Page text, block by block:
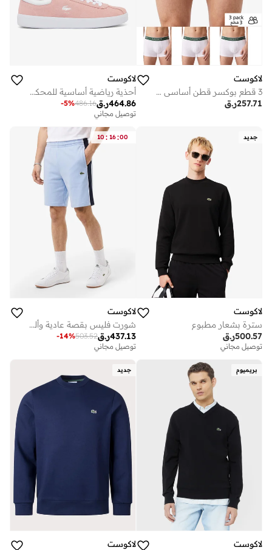
لاكوست
3 قطع بوكسر قطن أساسي مطاطي
ر.ق257.71
لاكوست
أحذية رياضية أساسية للمحكمة
ر.ق464.86
486.16
-5%
توصيل مجاني
جديد
لاكوست
سترة بشعار مطبوع
ر.ق500.57
توصيل مجاني
10: 16:00
لاكوست
شورت فليس بقصة عادية وألوان متباينة
ر.ق437.13
503.52
-14%
توصيل مجاني
بريميوم
لاكوست
جديد
لاكوست